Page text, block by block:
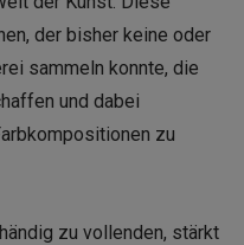
der bisher keine oder
sammeln konnte, die
und dabei
zu
zu vollenden, stärkt